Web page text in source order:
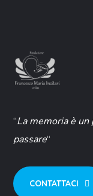
“La memoria è
passare“
CONTATTACI